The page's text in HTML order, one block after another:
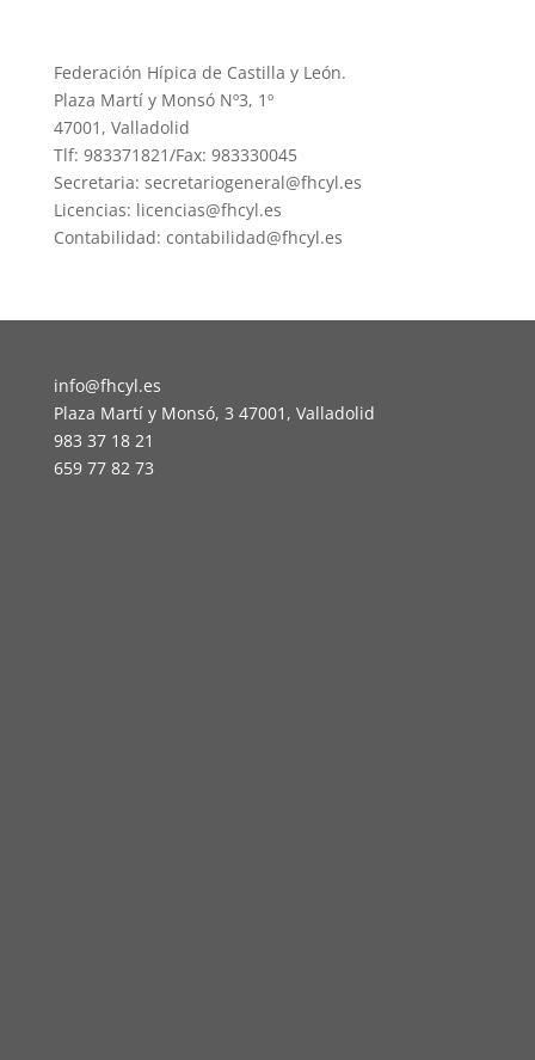
Federación Hípica de Castilla y León.
Plaza Martí y Monsó Nº3, 1º
47001, Valladolid
Tlf: 983371821/Fax: 983330045
Secretaria: secretariogeneral@fhcyl.es
Licencias: licencias@fhcyl.es
Contabilidad: contabilidad@fhcyl.es
info@fhcyl.es
Plaza Martí y Monsó, 3 47001, Valladolid
983 37 18 21
659 77 82 73